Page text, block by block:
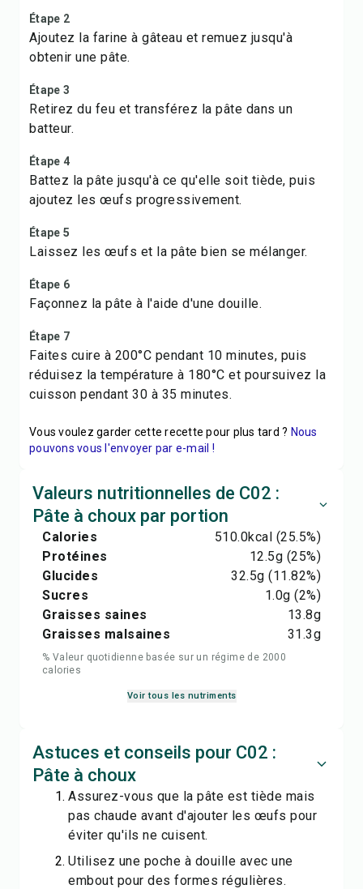
Étape 2
Ajoutez la farine à gâteau et remuez jusqu'à
obtenir une pâte.
Étape 3
Retirez du feu et transférez la pâte dans un
batteur.
Étape 4
Battez la pâte jusqu'à ce qu'elle soit tiède, puis
ajoutez les œufs progressivement.
Étape 5
Laissez les œufs et la pâte bien se mélanger.
Étape 6
Façonnez la pâte à l'aide d'une douille.
Étape 7
Faites cuire à 200°C pendant 10 minutes, puis
réduisez la température à 180°C et poursuivez la
cuisson pendant 30 à 35 minutes.
Vous voulez garder cette recette pour plus tard ? Nous
pouvons vous l'envoyer par e-mail !
Valeurs nutritionnelles de C02 :
Pâte à choux par portion
Calories 510.0kcal (25.5%)
Protéines
12.5g (25%)
Glucides
32.5g (11.82%)
Sucres
1.0g (2%)
Graisses saines
13.8g
Graisses malsaines
31.3g
% Valeur quotidienne basée sur un régime de 2000
calories
Voir tous les nutriments
Astuces et conseils pour C02 :
Pâte à choux
Assurez-vous que la pâte est tiède mais
pas chaude avant d'ajouter les œufs pour
éviter qu'ils ne cuisent.
Utilisez une poche à douille avec une
embout pour des formes régulières.